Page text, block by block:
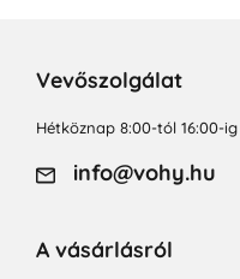
Vevőszolgálat
Hétköznap 8:00-tól 16:00-ig
info@vohy.hu
A vásárlásról